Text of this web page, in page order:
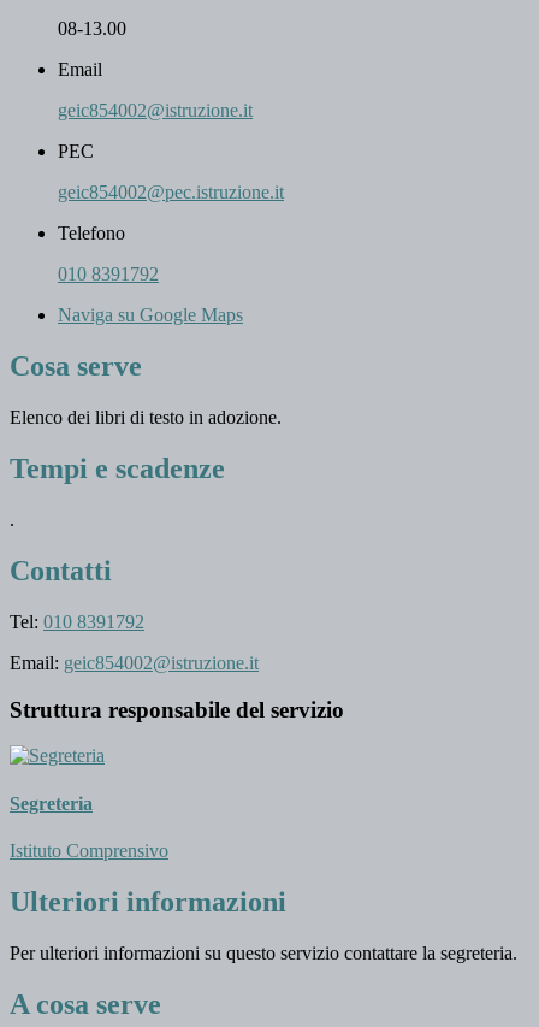
08-13.00
Email
geic854002@istruzione.it
PEC
geic854002@pec.istruzione.it
Telefono
010 8391792
Naviga su Google Maps
Cosa serve
Elenco dei libri di testo in adozione.
Tempi e scadenze
.
Contatti
Tel: 010 8391792
Email: geic854002@istruzione.it
Struttura responsabile del servizio
Segreteria
Istituto Comprensivo
Ulteriori informazioni
Per ulteriori informazioni su questo servizio contattare la segreteria.
A cosa serve